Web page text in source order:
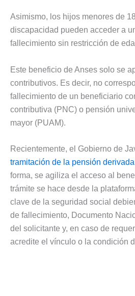
Asimismo, los hijos menores de
discapacidad pueden acceder a
fallecimiento sin restricción de
Este beneficio de Anses solo se
contributivos. Es decir, no
fallecimiento de un beneficiario
contributiva (PNC) o pensión
mayor (PUAM).
Recientemente, el Gobierno de
tramitación de la pensión
forma, se agiliza el acceso al
trámite se hace desde la
clave de la seguridad social
de fallecimiento, Documento
del solicitante y, en caso de
acredite el vínculo o la condición